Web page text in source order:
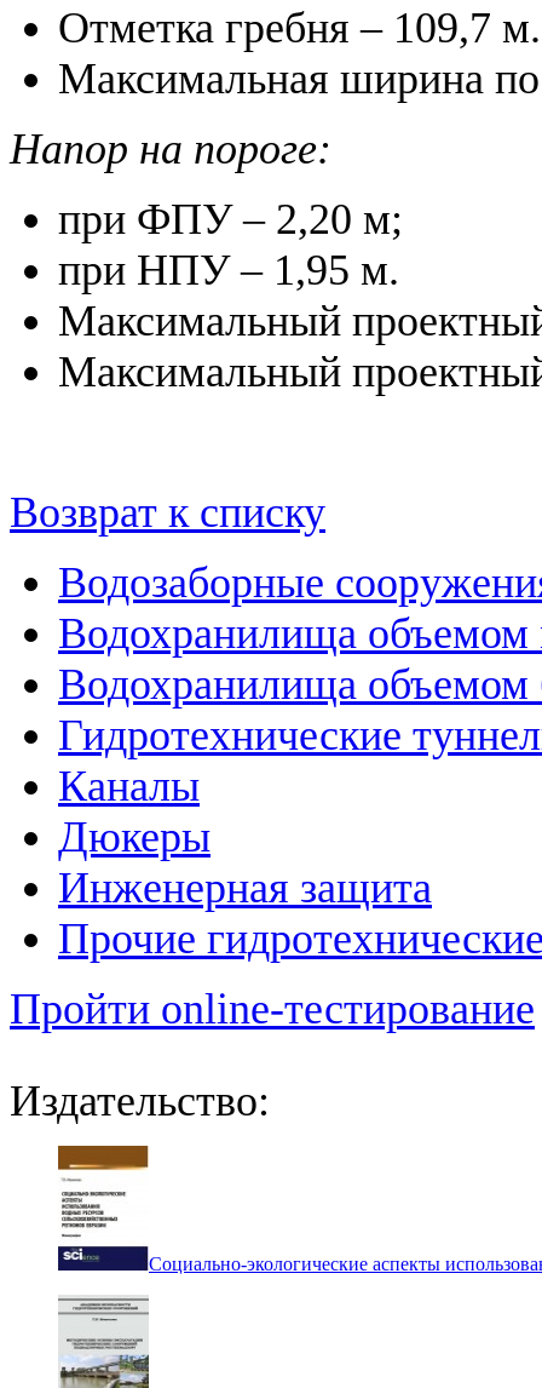
Отметка гребня – 109,7 м.
Максимальная ширина
Напор на пороге:
при ФПУ – 2,20 м;
при НПУ – 1,95 м.
Максимальный
Максимальный
Возврат к списку
Водозаборные
Водохранилища
Водохранилища объемом
Гидротехнические
Каналы
Дюкеры
Инженерная защита
Прочие
Пройти online-тестирование
Издательство:
Социально-экологические аспекты